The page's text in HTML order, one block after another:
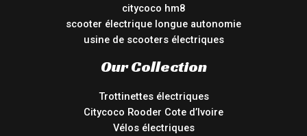
citycoco hm8
scooter électrique longue autonomie
usine de scooters électriques
Our Collection
Trottinettes électriques
Citycoco Rooder Cote d’Ivoire
Vélos électriques